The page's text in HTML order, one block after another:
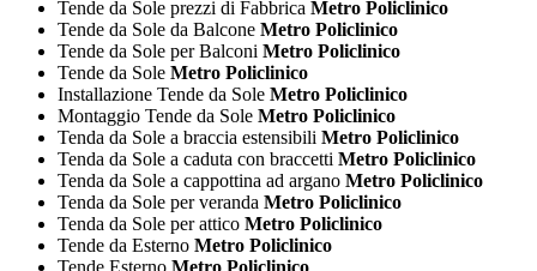
Tende da Sole prezzi di Fabbrica Metro Policlinico
Tende da Sole da Balcone Metro Policlinico
Tende da Sole per Balconi Metro Policlinico
Tende da Sole Metro Policlinico
Installazione Tende da Sole Metro Policlinico
Montaggio Tende da Sole Metro Policlinico
Tenda da Sole a braccia estensibili Metro Policlinico
Tenda da Sole a caduta con braccetti Metro Policlinico
Tenda da Sole a cappottina ad argano Metro Policlinico
Tenda da Sole per veranda Metro Policlinico
Tenda da Sole per attico Metro Policlinico
Tende da Esterno Metro Policlinico
Tende Esterno Metro Policlinico